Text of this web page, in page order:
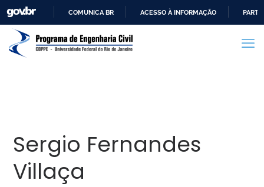
PARA
COMUNICA BR ACESSO À INFORMAÇÃO
Sergio Fernandes
Villaça